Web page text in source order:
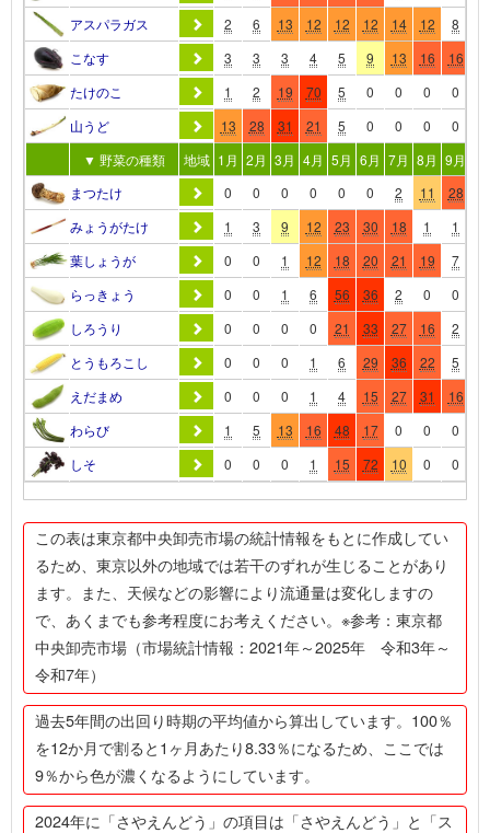
アスパラガス
2 6 13 12 12 12 14 12 8
こなす
3 3 3 4 5 9 13 16 16
たけのこ
1 2 19 70 5 0 0 0 0
山うど
13 28 31 21 5 0 0 0 0
▼ 野菜の種類
地域 1月 2月 3月 4月 5月 6月 7月 8月 9月
まつたけ
0 0 0 0 0 0 2 11 28
みょうがたけ
1 3 9 12 23 30 18 1 1
葉しょうが
0 0 1 12 18 20 21 19 7
らっきょう
0 0 1 6 56 36 2 0 0
しろうり
0 0 0 0 21 33 27 16 2
とうもろこし
0 0 0 1 6 29 36 22 5
えだまめ
0 0 0 1 4 15 27 31 16
わらび
1 5 13 16 48 17 0 0 0
しそ
0 0 0 1 15 72 10 0 0
この表は東京都中央卸売市場の統計情報をもとに作成してい
るため、東京以外の地域では若干のずれが生じることがあり
ます。また、天候などの影響により流通量は変化しますの
で、あくまでも参考程度にお考えください。※参考：東京都
中央卸売市場（市場統計情報：2021年～2025年 令和3年～
令和7年）
過去5年間の出回り時期の平均値から算出しています。100％
を12か月で割ると1ヶ月あたり8.33％になるため、ここでは
9％から色が濃くなるようにしています。
2024年に「さやえんどう」の項目は「さやえんどう」と「ス